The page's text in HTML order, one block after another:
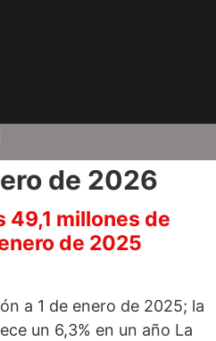
de 2026
49,1 millones de
de 2025
a 1 de enero de 2025; la
un 6,3% en un año La